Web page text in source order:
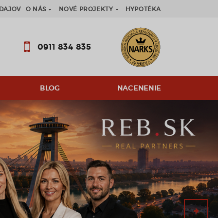
O NÁS NOVÉ PROJEKTY HYPOTÉKA
0911 834 835
BLOG NACENENIE